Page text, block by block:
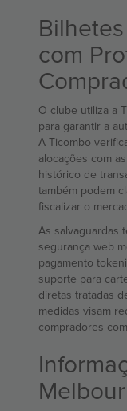
com
O clube utiliza a
para garantir a
A Ticombo
alocações com
histórico de
também podem
fiscalizar o
As salvaguardas
segurança web
pagamento
suporte para
diretas tratadas
medidas visam
compradores